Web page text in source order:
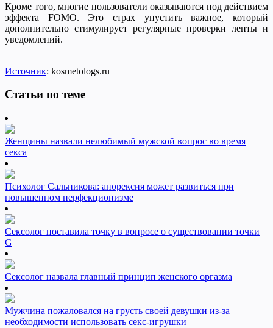
Кроме того, многие пользователи оказываются под действием
эффекта FOMO. Это страх упустить важное, который
дополнительно стимулирует регулярные проверки ленты и
уведомлений.
Источник: kosmetologs.ru
Статьи по теме
Женщины назвали нелюбимый мужской вопрос во время
секса
Психолог Сальникова: анорексия может развиться при
повышенном перфекционизме
Сексолог поставила точку в вопросе о существовании точки
G
Сексолог назвала главный принцип женского оргазма
Мужчина пожаловался на грусть своей девушки из-за
необходимости использовать секс-игрушки